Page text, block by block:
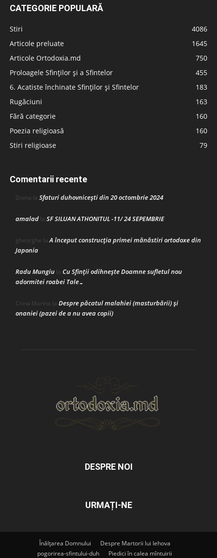
CATEGORIE POPULARĂ
Stiri
4086
Articole preluate
1645
Articole Ortodoxia.md
750
Proloagele Sfinților și a Sfintelor
455
6. Acatiste închinate Sfinților și Sfintelor
183
Rugăciuni
163
Fără categorie
160
Poezia religioasă
160
Stiri religioase
79
Comentarii recente
Doina la Sfaturi duhovnicești din 20 octombrie 2024
amalad la SF SILUAN ATHONITUL -11/ 24 SEPEMBRIE
gheorghe laA început construcţia primei mănăstiri ortodoxe din
Japonia
Radu Mungiu la Cu Sfinții odihnește Doamne sufletul nou
adormitei roabei Tale…
Crina Marina la Despre păcatul malahiei (masturbării) şi
onaniei (pazei de a nu avea copii)
DESPRE NOI
URMAȚI-NE
Înălțarea Domnului
Despre Martorii lui Iehova
pogorirea-sfintului-duh
Piedici în calea mîntuirii